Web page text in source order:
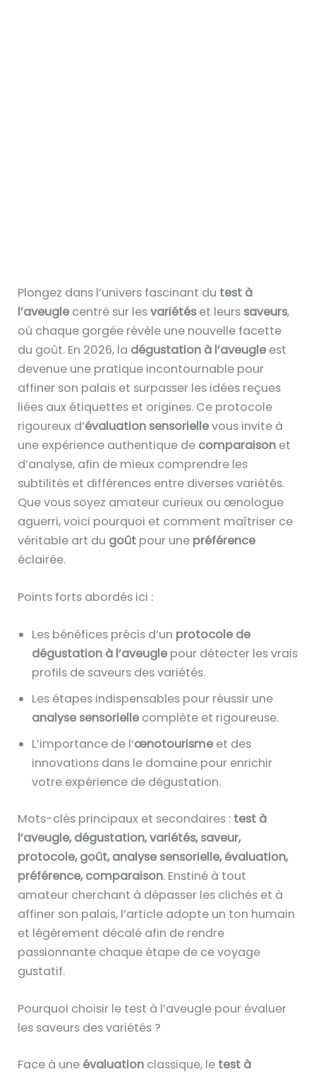
Plongez dans l’univers fascinant du test à
l’aveugle centré sur lesvariétés et leurs saveurs,
où chaque gorgée révèle une nouvelle facette
du goût. En 2026, la dégustation à l’aveugle est
devenue une pratique incontournable pour
affiner son palais et surpasser les idées reçues
liées aux étiquettes et origines. Ce protocole
rigoureux d’évaluation sensoriellevous invite à
une expérience authentique de comparaison et
d’analyse, afin de mieux comprendre les
subtilités et différences entre diverses variétés.
Que vous soyez amateur curieux ou œnologue
aguerri, voici pourquoi et comment maîtriser ce
véritable art du goût pour une préférence
éclairée.
Points forts abordés ici :
Les bénéfices précis d’un protocole de
dégustation à l’aveugle pour détecter les vrais
profils de saveurs des variétés.
Les étapes indispensables pour réussir une
analyse sensorielle complète et rigoureuse.
L’importance de l’œnotourisme et des
innovations dans le domaine pour enrichir
votre expérience de dégustation.
Mots-clés principaux et secondaires : test à
l’aveugle, dégustation, variétés, saveur,
protocole, goût, analyse sensorielle, évaluation,
préférence, comparaison. Enstiné à tout
amateur cherchant à dépasser les clichés et à
affiner son palais, l’article adopte un ton humain
et légèrement décalé afin de rendre
passionnante chaque étape de ce voyage
gustatif.
Pourquoi choisir le test à l’aveugle pour évaluer
les saveurs des variétés ?
Face à une évaluation classique, le test à